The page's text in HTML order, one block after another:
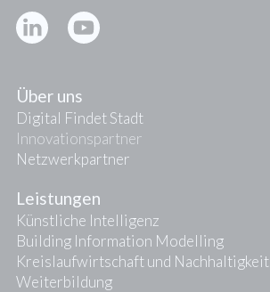
Über uns
Digital Findet Stadt
Innovationspartner
Netzwerkpartner
Leistungen
Künstliche Intelligenz
Building Information Modelling
Kreislaufwirtschaft und Nachhaltigkeit
Weiterbildung